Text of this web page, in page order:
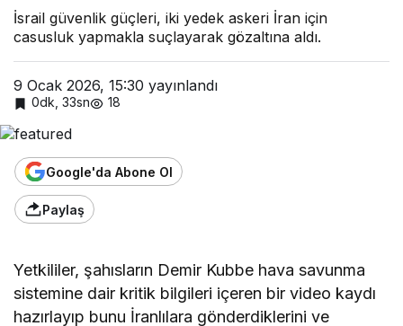
İsrail güvenlik güçleri, iki yedek askeri İran için
casusluk yapmakla suçlayarak gözaltına aldı.
9 Ocak 2026, 15:30 yayınlandı
0dk, 33sn 18
Google'da Abone Ol
Paylaş
Yetkililer, şahısların Demir Kubbe hava savunma
sistemine dair kritik bilgileri içeren bir video kaydı
hazırlayıp bunu İranlılara gönderdiklerini ve